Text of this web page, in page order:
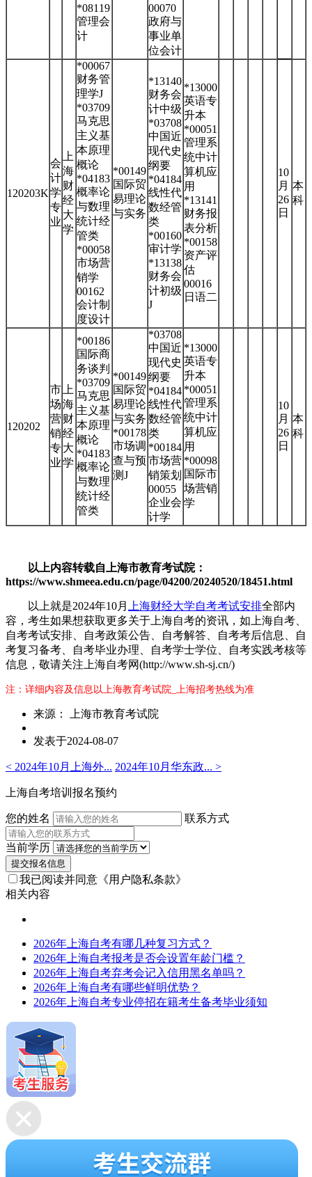
*08119
管理会
计
00070
政府与
事业单
位会计
120203K
会
计
学
专
业
上
海
财
经
大
学
*00067
财务管
理学J
*03709
马克思
主义基
本原理
概论
*04183
概率论
与数理
统计经
管类
*00058
市场营
销学
00162
会计制
度设计
*00149
国际贸
易理论
与实务
*13140
财务会
计中级
*03708
中国近
现代史
纲要
*04184
线性代
数经管
类
*00160
审计学
*13138
财务会
计初级
J
*13000
英语专
升本
*00051
管理系
统中计
算机应
用
*13141
财务报
表分析
*00158
资产评
估
00016
日语二
10
月
26
日
本
科
120202
市
场
营
销
专
业
上
海
财
经
大
学
*00186
国际商
务谈判
*03709
马克思
主义基
本原理
概论
*04183
概率论
与数理
统计经
管类
*00149
国际贸
易理论
与实务
*00178
市场调
查与预
测J
*03708
中国近
现代史
纲要
*04184
线性代
数经管
类
*00184
市场营
销策划
00055
企业会
计学
*13000
英语专
升本
*00051
管理系
统中计
算机应
用
*00098
国际市
场营销
学
10
月
26
日
本
科
以上内容转载自上海市教育考试院：
https://www.shmeea.edu.cn/page/04200/20240520/18451.html
以上就是2024年10月 上海财经大学自考考试安排全部内
容，考生如果想获取更多关于上海自考的资讯，如上海自考、
自考考试安排、自考政策公告、自考解答、自考考后信息、自
考复习备考、自考毕业办理、自考学士学位、自考实践考核等
信息，敬请关注上海自考网(http://www.sh-sj.cn/)
注：详细内容及信息以上海教育考试院_上海招考热线为准
来源： 上海市教育考试院
发表于2024-08-07
< 2024年10月上海外... 2024年10月华东政... >
上海自考培训报名预约
您的姓名 联系方式
当前学历
提交报名信息
我已阅读并同意 《用户隐私条款》
相关内容
2026年上海自考有哪几种复习方式？
2026年上海自考报考是否会设置年龄门槛？
2026年上海自考弃考会记入信用黑名单吗？
2026年上海自考有哪些鲜明优势？
2026年上海自考专业停招在籍考生备考毕业须知